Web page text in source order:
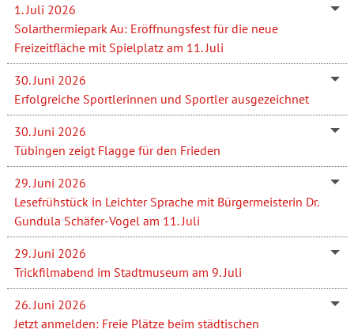
1. Juli 2026
Solarthermiepark Au: Eröffnungsfest für die neue
Freizeitfläche mit Spielplatz am 11. Juli
30. Juni 2026
Erfolgreiche Sportlerinnen und Sportler ausgezeichnet
30. Juni 2026
Tübingen zeigt Flagge für den Frieden
29. Juni 2026
Lesefrühstück in Leichter Sprache mit Bürgermeisterin Dr.
Gundula Schäfer-Vogel am 11. Juli
29. Juni 2026
Trickfilmabend im Stadtmuseum am 9. Juli
26. Juni 2026
Jetzt anmelden: Freie Plätze beim städtischen